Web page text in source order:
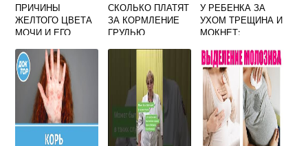
ПРИЧИНЫ
ЖЕЛТОГО ЦВЕТА
МОЧИ И ЕГО
ЖЕНЩИН,
МУЖЧИН,
РЕБЕНКА
СКОЛЬКО ПЛАТЯТ
ЗА КОРМЛЕНИЕ
ГРУДЬЮ
У РЕБЕНКА ЗА
УХОМ ТРЕЩИНА И
МОКНЕТ:
ЛЕЧЕНИЕ